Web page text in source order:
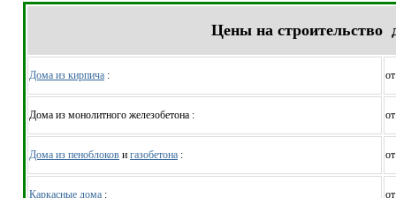
Цены на строительство
Дома из кирпича :
Дома из монолитного железобетона :
Дома из пеноблоков и газобетона :
Каркасные дома :